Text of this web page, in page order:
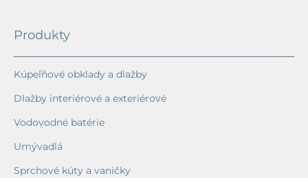
Produkty
Kúpeľňové obklady a dlažby
Dlažby interiérové a exteriérové
Vodovodné batérie
Umývadlá
Sprchové kúty a vaničky